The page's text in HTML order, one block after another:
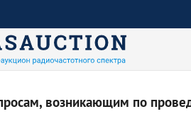
возникающим по